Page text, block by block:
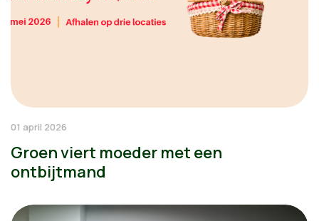
01 april 2026
Groen viert moeder met een
ontbijtmand